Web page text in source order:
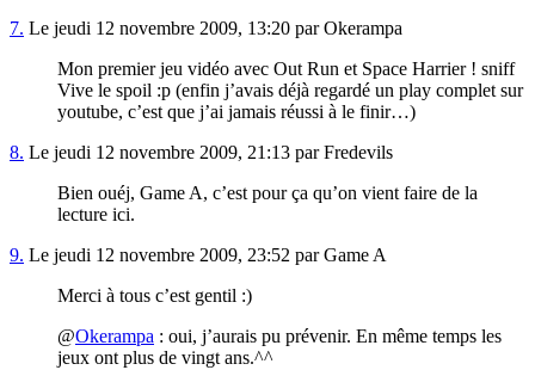
7. Le jeudi 12 novembre 2009, 13:20 par Okerampa
Mon premier jeu vidéo avec Out Run et Space Harrier ! sniff
Vive le spoil :p (enfin j’avais déjà regardé un play complet sur
youtube, c’est que j’ai jamais réussi à le finir…)
8. Le jeudi 12 novembre 2009, 21:13 par Fredevils
Bien ouéj, Game A, c’est pour ça qu’on vient faire de la
lecture ici.
9. Le jeudi 12 novembre 2009, 23:52 par Game A
Merci à tous c’est gentil :)
@Okerampa : oui, j’aurais pu prévenir. En même temps les
jeux ont plus de vingt ans.^^